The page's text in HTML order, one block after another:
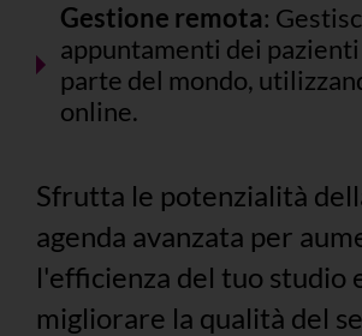
Gestione remota:
appuntamenti dei
parte del mondo,
online.
Sfrutta le potenzialità
agenda avanzata per
l'efficienza del tuo studio
migliorare la qualità del